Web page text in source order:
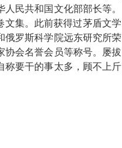
民共和国文化部部长等。
文集。此前获得过茅盾文学
俄罗斯科学院远东研究所荣
协会名誉会员等称号。屡拔
称要干的事太多，顾不上斤